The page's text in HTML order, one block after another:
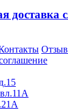
доставка